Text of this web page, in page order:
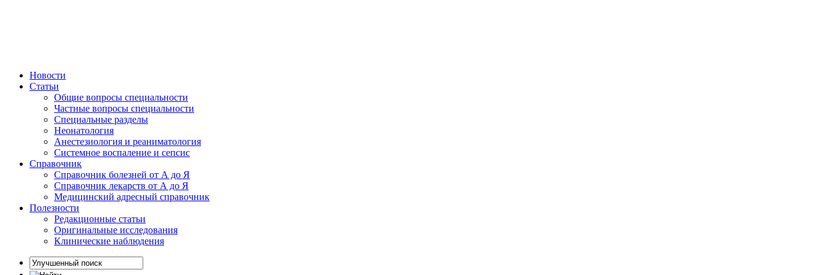
Новости
Статьи
Общие вопросы специальности
Частные вопросы специальности
Специальные разделы
Неонатология
Анестезиология и реаниматология
Системное воспаление и сепсис
Справочник
Справочник болезней от А до Я
Справочник лекарств от А до Я
Медицинский адресный справочник
Полезности
Редакционные статьи
Оригинальные исследования
Клинические наблюдения